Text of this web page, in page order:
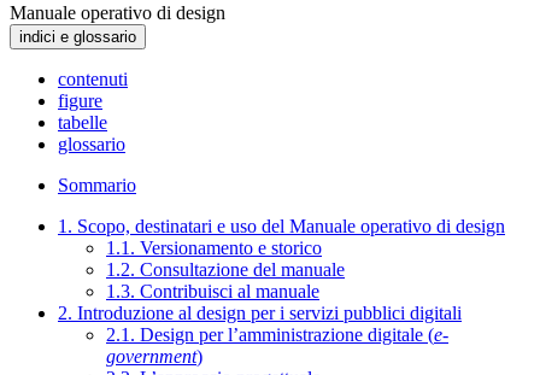
Manuale operativo di design
indici e glossario
contenuti
figure
tabelle
glossario
Sommario
1. Scopo, destinatari e uso del Manuale operativo di design
1.1. Versionamento e storico
1.2. Consultazione del manuale
1.3. Contribuisci al manuale
2. Introduzione al design per i servizi pubblici digitali
2.1. Design per l’amministrazione digitale (e-
government)